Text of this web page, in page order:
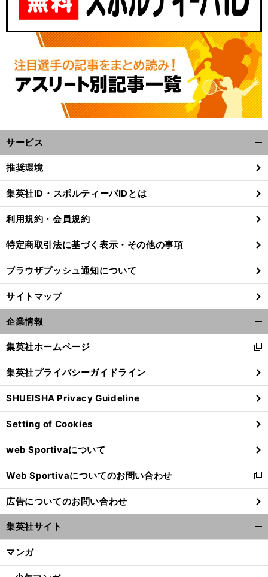
サービス
閉
る
推奨環境
集英社ID・スポルティーバIDとは
利用規約・会員規約
特定商取引法に基づく表示・その他の事項
ブラウザプッシュ通知について
サイトマップ
企業情報
閉
る
集英社ホームページ
新
し
い
ウ
ィ
ン
ド
ウ
で
開
く
集英社プライバシーガイドライン
SHUEISHA Privacy Guideline
Setting of Cookies
web Sportivaについて
Web Sportivaについてのお問い合わせ
新
し
い
ウ
ィ
ン
ウ
広告についてのお問い合わせ
集英社サイト
マンガ